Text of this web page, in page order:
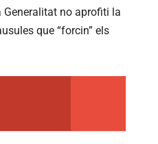
Generalitat no aprofiti la
que “forcin” els